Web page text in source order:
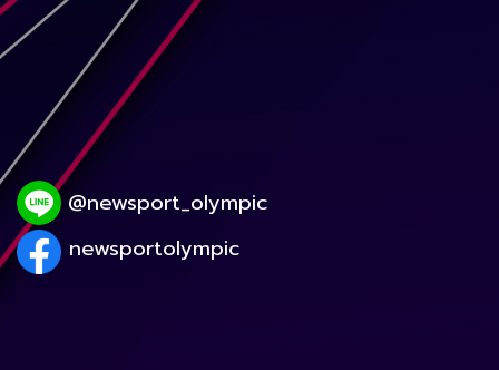
@newsport_olympic
newsportolympic